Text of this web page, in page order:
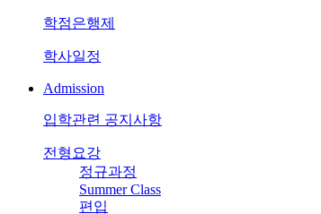
학점은행제
학사일정
Admission
입학관련 공지사항
전형요강
정규과정
Summer Class
편입